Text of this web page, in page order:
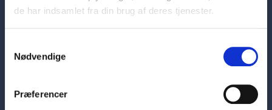
de har indsamlet fra din brug af deres tjenester.
Nødvendige
Præferencer